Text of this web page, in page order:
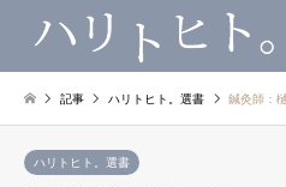
記事 ハリトヒト。選書 鍼灸師：
ハリトヒト。選書